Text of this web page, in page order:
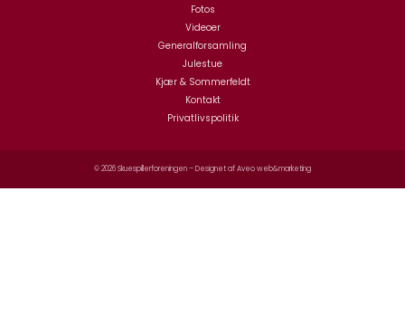
Fotos
Videoer
Generalforsamling
Julestue
Kjær & Sommerfeldt
Kontakt
Privatlivspolitik
© 2026 Skuespillerforeningen – Designet afAveo web&marketing